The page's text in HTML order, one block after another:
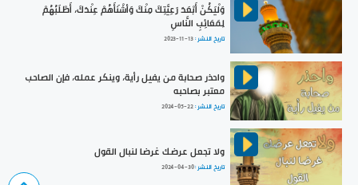
وَلْيَكُنْ أَبْعَدَ رَعِيَّتِكَ مِنْكَ وَأشْنَأَهُمْ عِنْدَكَ، أَطْلَبُهُمْ
لِمَعَائِبِ النَّاسِ
تاريخ النشر :2023-11-13
واحذر صحابة من يفيل رأية، وينكر عمله، فإن الصاحب
معتبر بصاحبه
تاريخ النشر :2024-05-22
ولا تجعل عرضك غرضا لنبال القول
تاريخ النشر :2024-04-30